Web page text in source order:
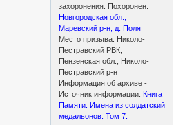
захоронения: Похоронен:
Новгородская обл.,
Маревский р-н, д. Поля
Место призыва: Николо-
Пестравский РВК,
Пензенская обл., Николо-
Пестравский р-н
Информация об архиве -
Источник информации: Книга
Памяти. Имена из солдатский
медальонов. Том 7.